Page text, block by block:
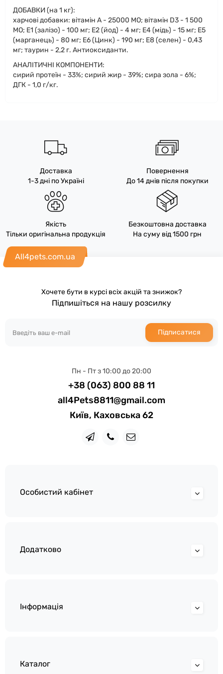
ДОБАВКИ (на 1 кг):
харчові добавки: вітамін A - 25000 MO; вітамін D3 - 1 500
MO; Е1 (залiзо) - 100 мг; Е2 (йод) - 4 мг; Е4 (мiдь) - 15 мг; Е5
(марганець) - 80 мг; Е6 (Цинк) - 190 мг; Е8 (селен) - 0,43
мг; таурин - 2,2 г. Aнтиоксиданти.
АНАЛІТИЧНІ КОМПОНЕНТИ:
сирий протеїн - 33%; сирий жир - 39%; сира зола - 6%;
ДГК - 1,0 г/кг.
Доставка
1-3 дні по Україні
Повернення
До 14 днів після покупки
Якість
Тільки оригінальна продукція
Безкоштовна доставка
На суму від 1500 грн
All4pets.com.ua
Хочете бути в курсі всіх акцій та знижок?
Підпишіться на нашу розсилку
Підписатися
Пн - Пт з 10:00 до 20:00
+38 (063) 800 88 11
all4Pets8811@gmail.com
Київ, Каховська 62
Особистий кабінет
Додатково
Інформація
Каталог